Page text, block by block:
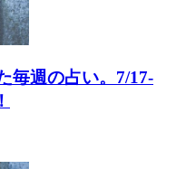
毎週の占い。7/17-